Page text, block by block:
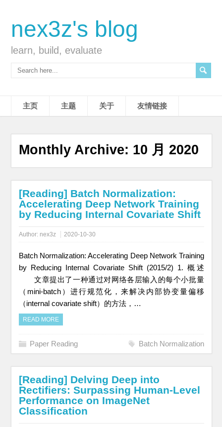
nex3z's blog
learn, build, evaluate
主页 主题 关于 友情链接
Monthly Archive: 10 月 2020
[Reading] Batch Normalization:
Accelerating Deep Network Training
by Reducing Internal Covariate Shift
Author: nex3z 2020-10-30
Batch Normalization: Accelerating Deep Network Training
by Reducing Internal Covariate Shift (2015/2) 1. 概述
文章提出了一种通过对网络各层输入的每个小批量
（mini-batch）进行规范化，来解决内部协变量偏移
（internal covariate shift）的方法，…
READ MORE
Paper Reading Batch Normalization
[Reading] Delving Deep into
Rectifiers: Surpassing Human-Level
Performance on ImageNet
Classification